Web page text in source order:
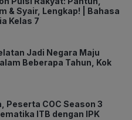
& Syair, Lengkap! | Bahasa
Kelas 7
Jadi Negara Maju
Beberapa Tahun, Kok
Peserta COC Season 3
ITB dengan IPK